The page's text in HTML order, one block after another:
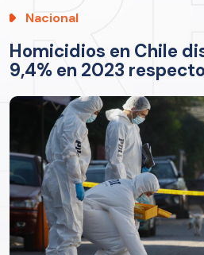
Nacional
Homicidios en Chile
9,4% en 2023